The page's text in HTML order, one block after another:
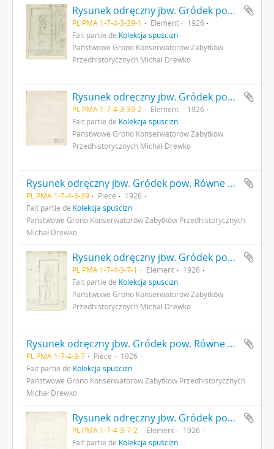
Rysunek odręczny jbw. Gródek pow. Równe pole "Nad Rudnikiem". Plan jam grobowych szkieletów pierwszego i drugiego w kurhanie X. Skala: 1:10(?). Autor: M. Drewko 1926 r. s. 1: rysunek na papierze.
PL PMA 1-7-4-3-39-1 Element
1926
Fait partie de Kolekcja spuścizn
Państwowe Grono Konserwatorów Zabytków
Przedhistorycznych Michał Drewko
Rysunek odręczny jbw. Gródek pow. Równe pole "Nad Rudnikiem". Plan jam grobowych szkieletów pierwszego i drugiego w kurhanie X. Skala: 1:10(?). Autor: M. Drewko 1926 r. s. 2: strona z pieczątką Działu Dokumentacji PMA.
PL PMA 1-7-4-3-39-2 Element
1926
Fait partie de Kolekcja spuścizn
Państwowe Grono Konserwatorów Zabytków
Przedhistorycznych Michał Drewko
Rysunek odręczny jbw. Gródek pow. Równe pole "Nad Rudnikiem". Plan jam grobowych szkieletów pierwszego i drugiego w kurhanie X. Skala: 1:10(?). Autor: M. Drewko 1926 r.
PL PMA 1-7-4-3-39 Pièce
1926
Fait partie de Kolekcja spuścizn
Państwowe Grono Konserwatorów Zabytków Przedhistorycznych
Michał Drewko
Rysunek odręczny jbw. Gródek pow. Równe pole "Nad Rudnikiem". Plan grobu szkieletowego w kurhanie nr I. Skala: 1:10(?). Autor: Michał Drewko 1926 r. s. 1: rysunek na papierze.
PL PMA 1-7-4-3-7-1 Element
1926
Fait partie de Kolekcja spuścizn
Państwowe Grono Konserwatorów Zabytków
Przedhistorycznych Michał Drewko
Rysunek odręczny jbw. Gródek pow. Równe pole "Nad Rudnikiem". Plan grobu szkieletowego w kurhanie nr I. Skala: 1:10(?). Autor: Michał Drewko 1926 r.
PL PMA 1-7-4-3-7 Pièce
1926
Fait partie de Kolekcja spuścizn
Państwowe Grono Konserwatorów Zabytków Przedhistorycznych
Michał Drewko
Rysunek odręczny jbw. Gródek pow. Równe pole "Nad Rudnikiem". Plan grobu szkieletowego w kurhanie nr I. Skala: 1:10(?). Autor: Michał Drewko 1926 r. s. 2: strona z pieczątką Działu Dokumentacji PMA.
PL PMA 1-7-4-3-7-2 Element
1926
Fait partie de Kolekcja spuścizn